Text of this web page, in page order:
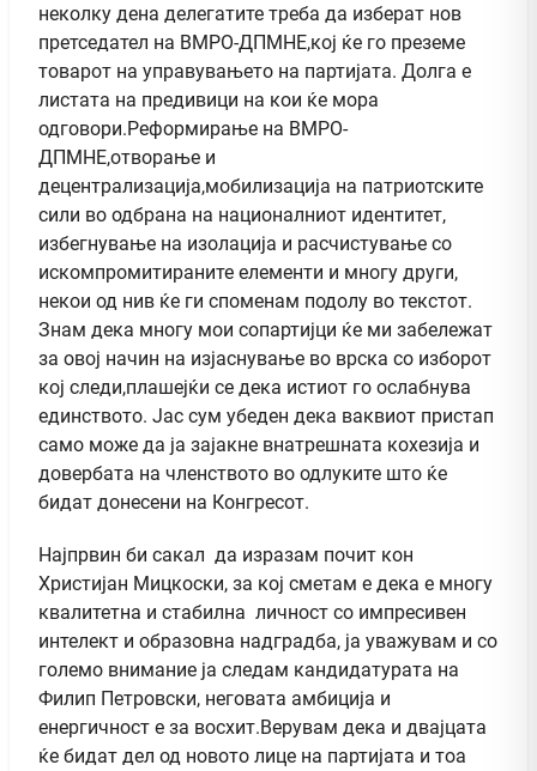
неколку дена делегатите треба да изберат нов
претседател на ВМРО-ДПМНЕ,кој ќе го преземе
товарот на управувањето на партијата. Долга е
листата на предивици на кои ќе мора
одговори.Реформирање на ВМРО-
ДПМНЕ,отворање и
децентрализација,мобилизација на патриотските
сили во одбрана на националниот идентитет,
избегнување на изолација и расчистување со
искомпромитираните елементи и многу други,
некои од нив ќе ги споменам подолу во текстот.
Знам дека многу мои сопартијци ќе ми забележат
за овој начин на изјаснување во врска со изборот
кој следи,плашејќи се дека истиот го ослабнува
единството. Јас сум убеден дека ваквиот пристап
само може да ја зајакне внатрешната кохезија и
довербата на членството во одлуките што ќе
бидат донесени на Конгресот.
Најпрвин би сакал да изразам почит кон
Христијан Мицкоски, за кој сметам е дека е многу
квалитетна и стабилна личност со импресивен
интелект и образовна надградба, ја уважувам и со
големо внимание ја следам кандидатурата на
Филип Петровски, неговата амбиција и
енергичност е за восхит.Верувам дека и двајцата
ќе бидат дел од новото лице на партијата и тоа